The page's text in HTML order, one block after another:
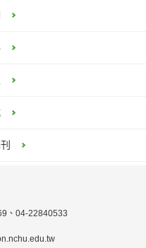
、04-22840533